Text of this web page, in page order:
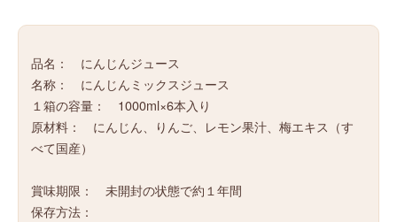
品名： にんじんジュース
名称： にんじんミックスジュース
１箱の容量： 1000ml×6本入り
原材料： にんじん、りんご、レモン果汁、梅エキス（す
べて国産）
賞味期限： 未開封の状態で約１年間
保存方法：